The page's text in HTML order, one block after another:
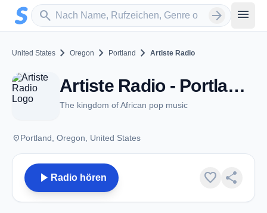
Zum Hauptinhalt springen
search
Sender suchen arrow_forward menu
United States chevron_right Oregon chevron_right Portland chevron_right Artiste Radio
Artiste Radio - Portland, OR
The kingdom of African pop music
placePortland, Oregon, United States
play_arrow Radio hören favorite share